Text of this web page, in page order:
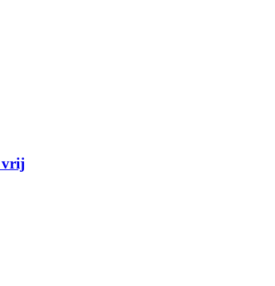
vrij